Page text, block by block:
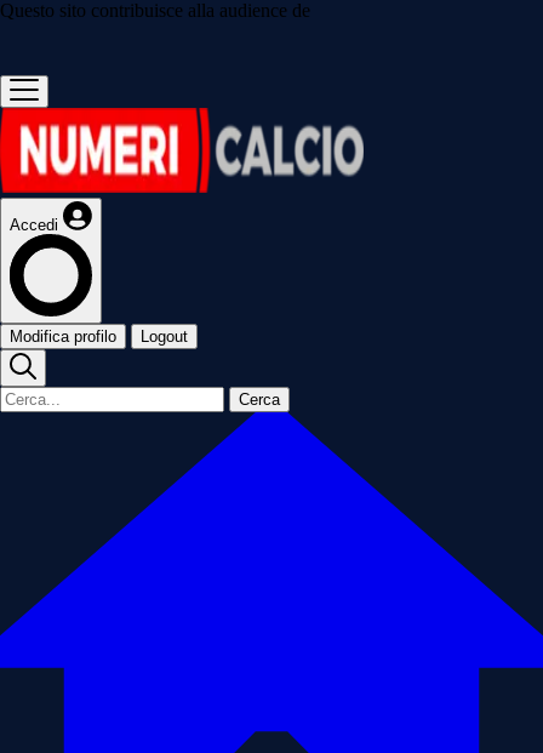
Questo sito contribuisce alla audience de
Accedi
Modifica profilo Logout
Cerca